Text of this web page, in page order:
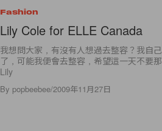
Fashion
Lily Cole for ELLE Canada
我想問大家，有沒有人想過去整容？我自
了，可能我便會去整容，希望這一天不要
Lily
By popbeebee/2009年11月27日